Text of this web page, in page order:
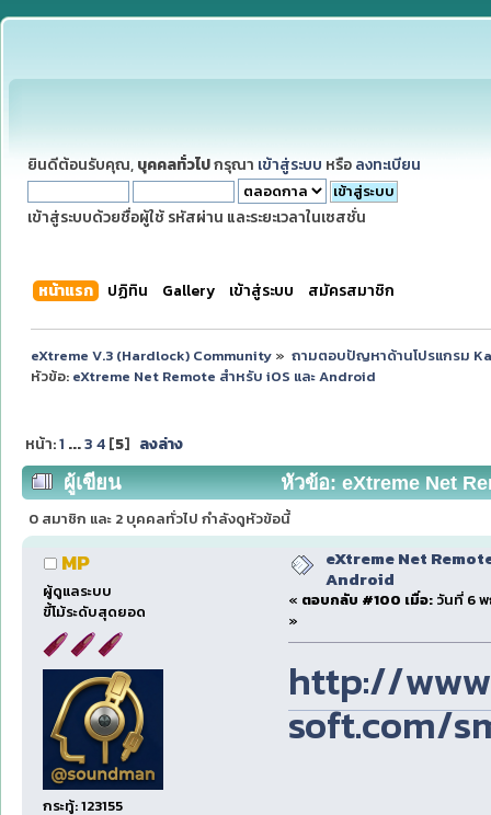
ยินดีต้อนรับคุณ, บุคคลทั่วไปกรุณา เข้าสู่ระบบ หรือ ลงทะเบียน
เข้าสู่ระบบด้วยชื่อผู้ใช้ รหัสผ่าน และระยะเวลาในเซสชั่น
หน้าแรก ปฏิทิน Gallery เข้าสู่ระบบ สมัครสมาชิก
eXtreme V.3 (Hardlock) Community» ถามตอบปัญหาด้านโปรแกรม
หัวข้อ: eXtreme Net Remote สำหรับ iOS และ Android
หน้า:1 ...3 4[5] ลงล่าง
ผู้เขียน หัวข้อ: eXtreme Net
0 สมาชิก และ 2 บุคคลทั่วไป กำลังดูหัวข้อนี้
MP
ผู้ดูแลระบบ
ขี้โม้ระดับสุดยอด
กระทู้: 123155
eXtreme Net
Android
« ตอบกลับ #100 เมื่อ: วันที่ 6
»
http://
soft.com/